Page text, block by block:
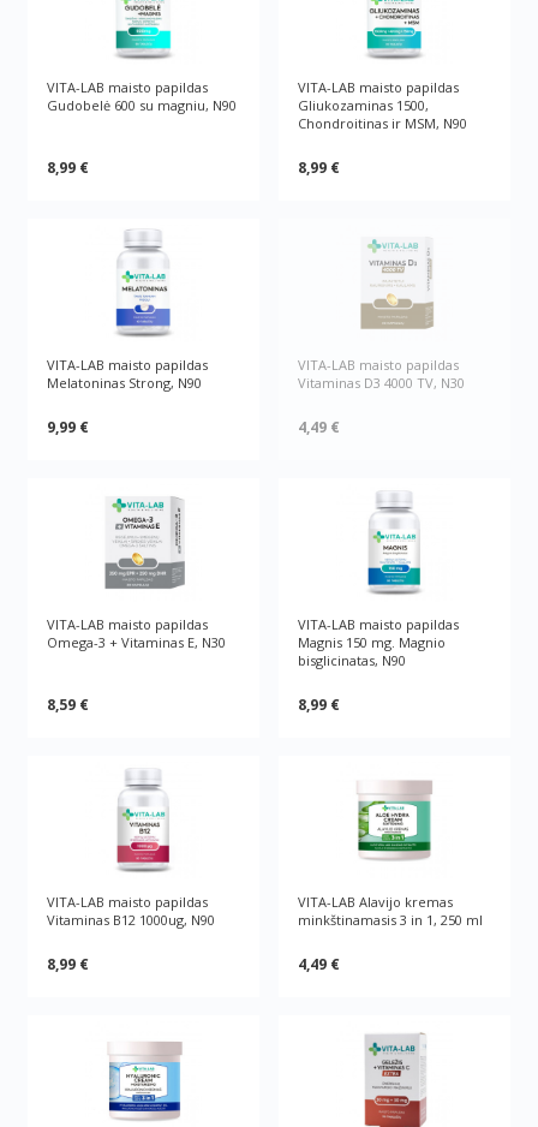
VITA-LAB maisto papildas
Gudobelė 600 su magniu, N90
8,99 €
VITA-LAB maisto papildas
Gliukozaminas 1500,
Chondroitinas ir MSM, N90
8,99 €
VITA-LAB maisto papildas
Melatoninas Strong, N90
9,99 €
VITA-LAB maisto papildas
Vitaminas D3 4000 TV, N30
4,49 €
VITA-LAB maisto papildas
Omega-3 + Vitaminas E, N30
8,59 €
VITA-LAB maisto papildas
Magnis 150 mg. Magnio
bisglicinatas, N90
8,99 €
VITA-LAB maisto papildas
Vitaminas B12 1000ug, N90
8,99 €
VITA-LAB Alavijo kremas
minkštinamasis 3 in 1, 250 ml
4,49 €